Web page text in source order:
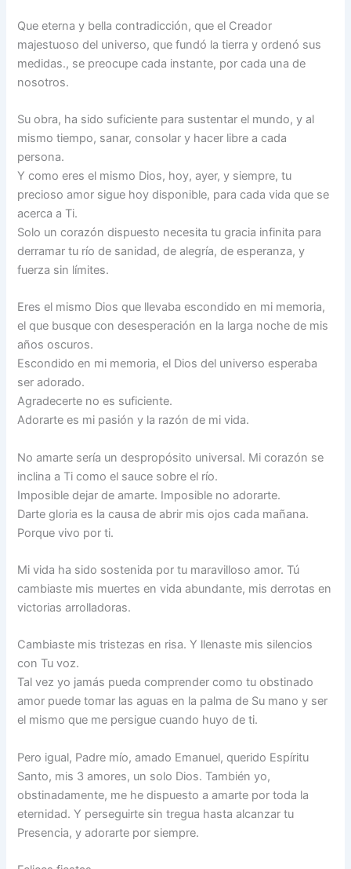
Que eterna y bella contradicción, que el Creador
majestuoso del universo, que fundó la tierra y ordenó sus
medidas., se preocupe cada instante, por cada una de
nosotros.
Su obra, ha sido suficiente para sustentar el mundo, y al
mismo tiempo, sanar, consolar y hacer libre a cada
persona.
Y como eres el mismo Dios, hoy, ayer, y siempre, tu
precioso amor sigue hoy disponible, para cada vida que se
acerca a Ti.
Solo un corazón dispuesto necesita tu gracia infinita para
derramar tu río de sanidad, de alegría, de esperanza, y
fuerza sin límites.
Eres el mismo Dios que llevaba escondido en mi memoria,
el que busque con desesperación en la larga noche de mis
años oscuros.
Escondido en mi memoria, el Dios del universo esperaba
ser adorado.
Agradecerte no es suficiente.
Adorarte es mi pasión y la razón de mi vida.
No amarte sería un despropósito universal. Mi corazón se
inclina a Ti como el sauce sobre el río.
Imposible dejar de amarte. Imposible no adorarte.
Darte gloria es la causa de abrir mis ojos cada mañana.
Porque vivo por ti.
Mi vida ha sido sostenida por tu maravilloso amor. Tú
cambiaste mis muertes en vida abundante, mis derrotas en
victorias arrolladoras.
Cambiaste mis tristezas en risa. Y llenaste mis silencios
con Tu voz.
Tal vez yo jamás pueda comprender como tu obstinado
amor puede tomar las aguas en la palma de Su mano y ser
el mismo que me persigue cuando huyo de ti.
Pero igual, Padre mío, amado Emanuel, querido Espíritu
Santo, mis 3 amores, un solo Dios. También yo,
obstinadamente, me he dispuesto a amarte por toda la
eternidad. Y perseguirte sin tregua hasta alcanzar tu
Presencia, y adorarte por siempre.